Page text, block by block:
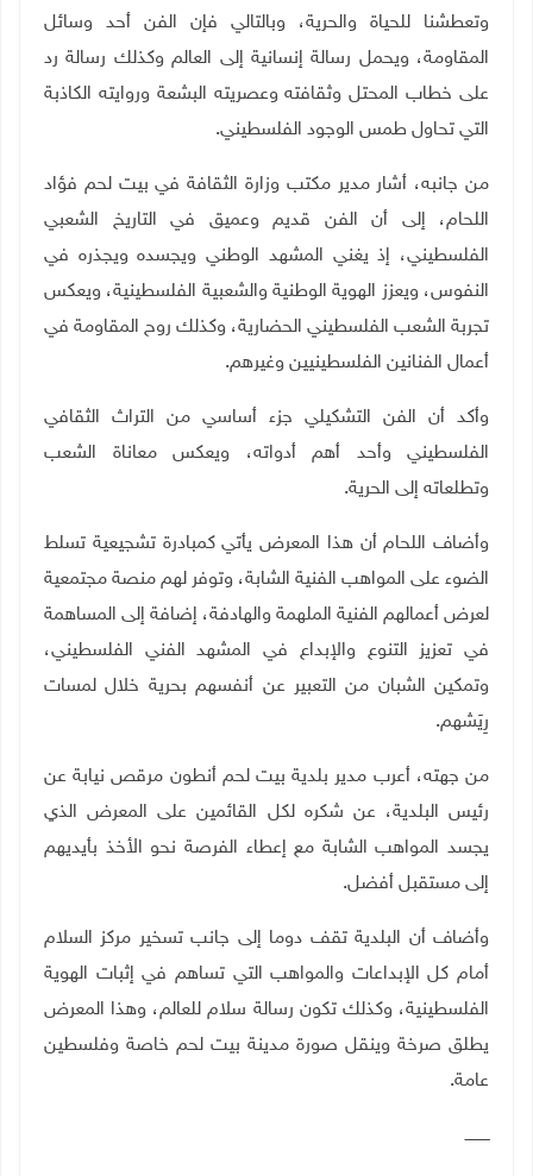
وتعطشنا للحياة والحرية، وبالتالي فإن الفن أحد وسائل
المقاومة، ويحمل رسالة إنسانية إلى العالم وكذلك رسالة رد
على خطاب المحتل وثقافته وعصريته البشعة وروايته الكاذبة
التي تحاول طمس الوجود الفلسطيني.
من جانبه، أشار مدير مكتب وزارة الثقافة في بيت لحم فؤاد
اللحام، إلى أن الفن قديم وعميق في التاريخ الشعبي
الفلسطيني، إذ يغني المشهد الوطني ويجسده ويجذره في
النفوس، ويعزز الهوية الوطنية والشعبية الفلسطينية، ويعكس
تجربة الشعب الفلسطيني الحضارية، وكذلك روح المقاومة في
أعمال الفنانين الفلسطينيين وغيرهم.
وأكد أن الفن التشكيلي جزء أساسي من التراث الثقافي
الفلسطيني وأحد أهم أدواته، ويعكس معاناة الشعب
وتطلعاته إلى الحرية.
وأضاف اللحام أن هذا المعرض يأتي كمبادرة تشجيعية تسلط
الضوء على المواهب الفنية الشابة، وتوفر لهم منصة مجتمعية
لعرض أعمالهم الفنية الملهمة والهادفة، إضافة إلى المساهمة
في تعزيز التنوع والإبداع في المشهد الفني الفلسطيني،
وتمكين الشبان من التعبير عن أنفسهم بحرية خلال لمسات
رِيَشهم.
من جهته، أعرب مدير بلدية بيت لحم أنطون مرقص نيابة عن
رئيس البلدية، عن شكره لكل القائمين على المعرض الذي
يجسد المواهب الشابة مع إعطاء الفرصة نحو الأخذ بأيديهم
إلى مستقبل أفضل.
وأضاف أن البلدية تقف دوما إلى جانب تسخير مركز السلام
أمام كل الإبداعات والمواهب التي تساهم في إثبات الهوية
الفلسطينية، وكذلك تكون رسالة سلام للعالم، وهذا المعرض
يطلق صرخة وينقل صورة مدينة بيت لحم خاصة وفلسطين
عامة.
ــــــــــ